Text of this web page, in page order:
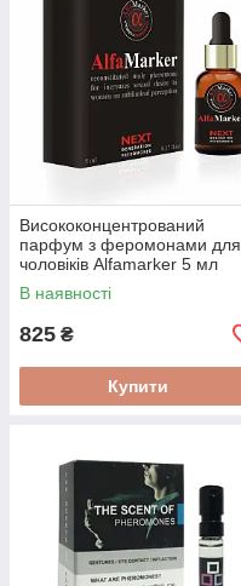
Висококонцентрований
парфум з феромонами для
чоловіків Alfamarker 5 мл
В наявності
825 ₴
Купити